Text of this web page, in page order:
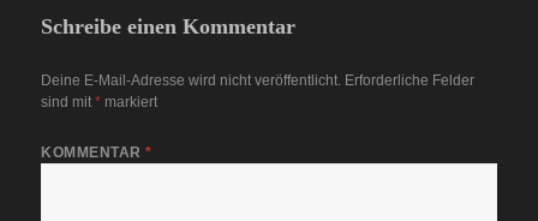
Schreibe einen Kommentar
Deine E-Mail-Adresse wird nicht veröffentlicht. Erforderliche Felder
sind mit* markiert
KOMMENTAR*